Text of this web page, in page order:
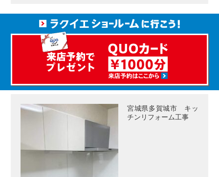
宮城県多賀城市 キッ
チンリフォーム工事